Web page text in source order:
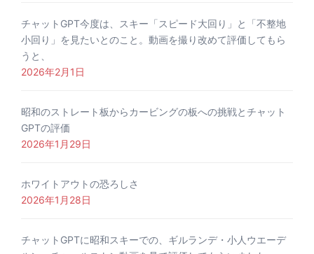
チャットGPT今度は、スキー「スピード大回り」と「不整地
小回り」を見たいとのこと。動画を撮り改めて評価してもら
うと、
2026年2月1日
昭和のストレート板からカービングの板への挑戦とチャット
GPTの評価
2026年1月29日
ホワイトアウトの恐ろしさ
2026年1月28日
チャットGPTに昭和スキーでの、ギルランデ・小人ウエーデ